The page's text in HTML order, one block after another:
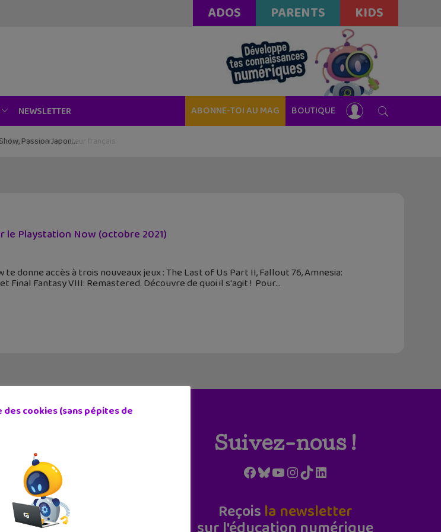
ADOS PARENTS KIDS
NEWSLETTER ABONNE-TOI AU MAG BOUTIQUE
Passion Japon…
le Playstation Now (octobre 2021)
donne accès à trois nouveaux jeux : The Last of Us Part II, Fallout 76, Amnesia:
Final Fantasy VIII: Remastered. Découvre de quoi il s'agit ! Pour
Suivez-nous !
Facebook
Bluesky
YouTube
Instagram
TikTokLinkedIn
Reçois la newsletter
des cookies (sans pépites de